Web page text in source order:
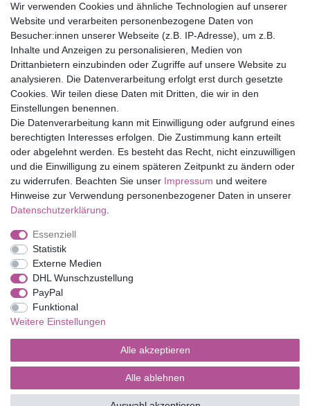
30 Tage Rückgaberecht
Versandfrei ab 75 € in Deutschland
Top Marken
Eduplay
Folia Bringmann
Shop
Mein Konto
Service
Versandkosten
Impressum
Barrierefreiheitserklärung
Vertrag widerrufen
Wir verwenden Cookies und ähnliche Technologien auf unserer
Website und verarbeiten personenbezogene Daten von
Besucher:innen unserer Webseite (z.B. IP-Adresse), um z.B.
Inhalte und Anzeigen zu personalisieren, Medien von
Drittanbietern einzubinden oder Zugriffe auf unsere Website zu
analysieren. Die Datenverarbeitung erfolgt erst durch gesetzte
Cookies. Wir teilen diese Daten mit Dritten, die wir in den
Einstellungen benennen.
Die Datenverarbeitung kann mit Einwilligung oder aufgrund eines
berechtigten Interesses erfolgen. Die Zustimmung kann erteilt
oder abgelehnt werden. Es besteht das Recht, nicht einzuwilligen
und die Einwilligung zu einem späteren Zeitpunkt zu ändern oder
zu widerrufen. Beachten Sie unser Impressum und weitere
Hinweise zur Verwendung personenbezogener Daten in unserer
Daten­schutz­erklärung
Essenziell
Statistik
Externe Medien
DHL Wunschzustellung
PayPal
Funktional
Weitere Einstellungen
Alle akzeptieren
Alle ablehnen